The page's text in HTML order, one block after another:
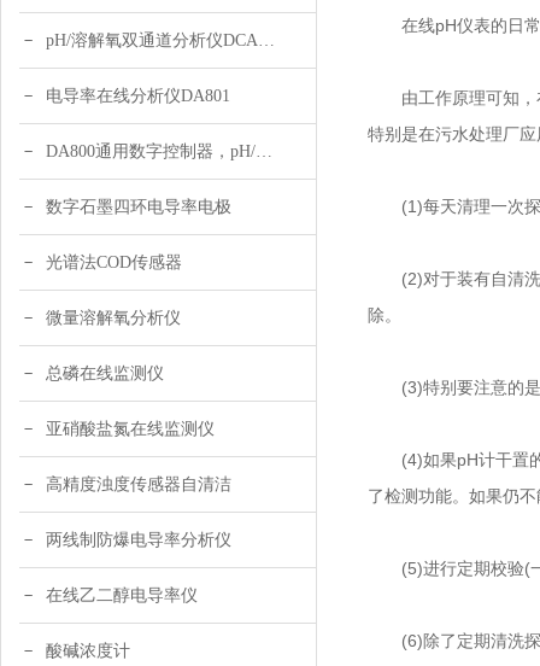
pH/溶解氧双通道分析仪DCA120
电导率在线分析仪DA801
DA800通用数字控制器，pH/DO/ORP多参数
数字石墨四环电导率电极
光谱法COD传感器
微量溶解氧分析仪
总磷在线监测仪
亚硝酸盐氮在线监测仪
高精度浊度传感器自清洁
两线制防爆电导率分析仪
在线乙二醇电导率仪
酸碱浓度计
在线pH仪表的日常
由工作原理可知，在
特别是在污水处理厂
(1)每天清理一次探
(2)对于装有自清洗
除。
(3)特别要注意的是
(4)如果pH计干置的
了检测功能。如果仍
(5)进行定期校验(
(6)除了定期清洗探